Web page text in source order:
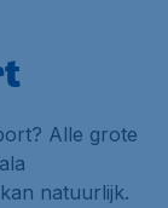
Alle grote
natuurlijk.